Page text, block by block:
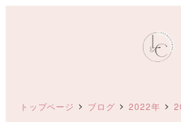
トップページ ブログ 2022年